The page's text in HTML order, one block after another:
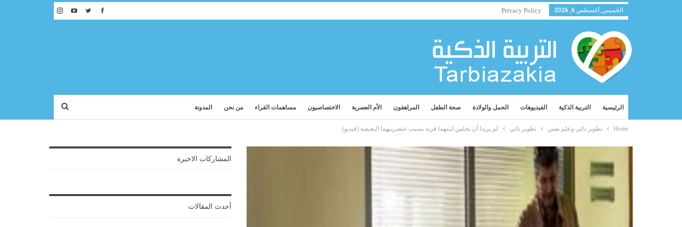
الخميس, أغسطس 6, 2026 Privacy Policy
الرئيسية التربية الذكية الفيديوهات الحمل والولادة صحة الطفل المراهقون الأم العصرية الاختصاصيون مساهمات القراء من نحن المدونة
Home تطوير ذاتي وعلم نفس تطوير ذاتي لم يريدا أن تجلس ابنتهما قربه بسبب عنصريتهما البغيضة (فيديو)
المشاركات الاخيرة
أحدث المقالات